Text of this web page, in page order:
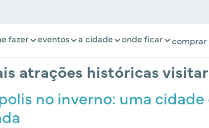
fazer eventos a cidade onde ficar comprar
atrações históricas
no inverno: uma